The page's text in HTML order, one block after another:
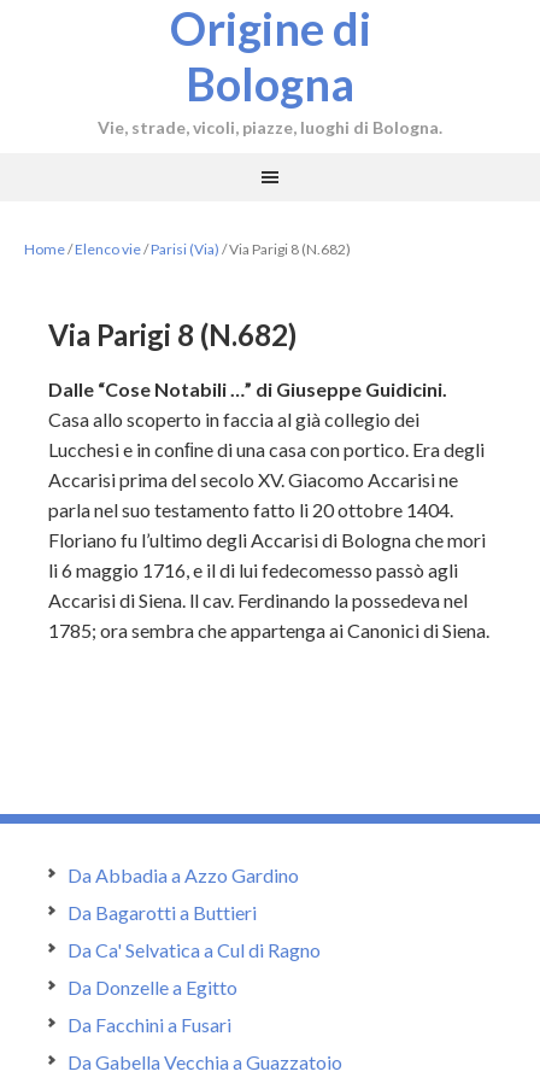
Origine di
Bologna
Vie, strade, vicoli, piazze, luoghi di Bologna.
Home/Elenco vie/Parisi (Via) /Via Parigi 8 (N.682)
Via Parigi 8 (N.682)
Dalle “Cose Notabili …” di Giuseppe Guidicini.
Casa allo scoperto in faccia al già collegio dei
Lucchesi e in conﬁne di una casa con portico. Era degli
Accarisi prima del secolo XV. Giacomo Accarisi ne
parla nel suo testamento fatto li 20 ottobre 1404.
Floriano fu l’ultimo degli Accarisi di Bologna che mori
li 6 maggio 1716, e il di lui fedecomesso passò agli
Accarisi di Siena. ll cav. Ferdinando la possedeva nel
1785; ora sembra che appartenga ai Canonici di Siena.
Da Abbadia a Azzo Gardino
Da Bagarotti a Buttieri
Da Ca' Selvatica a Cul di Ragno
Da Donzelle a Egitto
Da Facchini a Fusari
Da Gabella Vecchia a Guazzatoio